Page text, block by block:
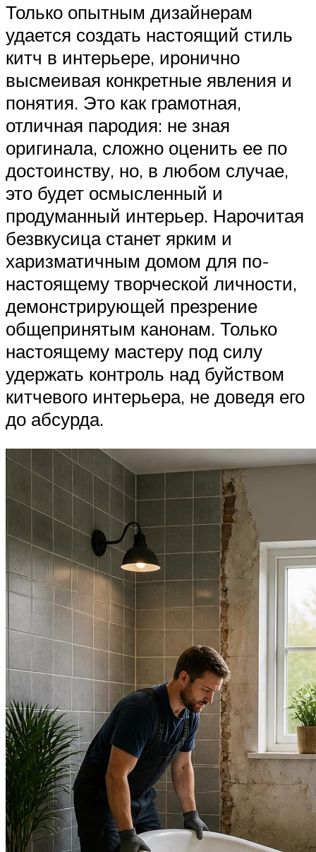
Только опытным дизайнерам
удается создать настоящий стиль
китч в интерьере, иронично
высмеивая конкретные явления и
понятия. Это как грамотная,
отличная пародия: не зная
оригинала, сложно оценить ее по
достоинству, но, в любом случае,
это будет осмысленный и
продуманный интерьер. Нарочитая
безвкусица станет ярким и
харизматичным домом для по-
настоящему творческой личности,
демонстрирующей презрение
общепринятым канонам. Только
настоящему мастеру под силу
удержать контроль над буйством
китчевого интерьера, не доведя его
до абсурда.